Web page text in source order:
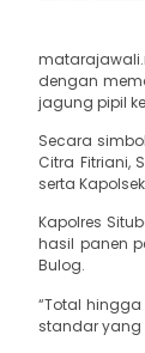
dengan
jagung pipil
Secara
Citra Fitriani,
serta
Kapolres
hasil panen
Bulog.
“Total
standar yang